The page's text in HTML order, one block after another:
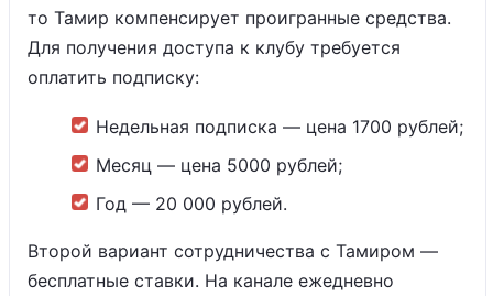
то Тамир компенсирует проигранные средства.
Для получения доступа к клубу требуется
оплатить подписку:
Недельная подписка — цена 1700 рублей;
Месяц — цена 5000 рублей;
Год — 20 000 рублей.
Второй вариант сотрудничества с Тамиром —
бесплатные ставки. На канале ежедневно